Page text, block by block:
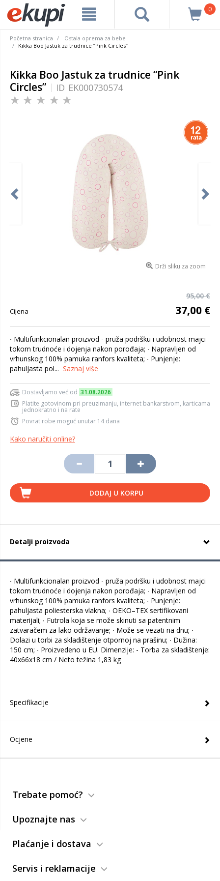
0
Početna stranica
Ostala oprema za bebe
Kikka Boo Jastuk za trudnice “Pink Circles”
Kikka Boo Jastuk za trudnice “Pink
Circles”
ID EK000730574
Drži sliku za zoom
95,00 €
Cijena 37,00 €
∙ Multifunkcionalan proizvod - pruža podršku i udobnost majci
tokom trudnoće i dojenja nakon porođaja; ∙ Napravljen od
vrhunskog 100% pamuka ranfors kvaliteta; ∙ Punjenje:
pahuljasta pol... Saznaj više
Dostavljamo već od 31.08.2026
Platite gotovinom pri preuzimanju, internet bankarstvom, karticama
jednokratno i na rate
Povrat robe moguć unutar 14 dana
Kako naručiti online?
DODAJ U KORPU
Detalji proizvoda
∙ Multifunkcionalan proizvod - pruža podršku i udobnost majci
tokom trudnoće i dojenja nakon porođaja; ∙ Napravljen od
vrhunskog 100% pamuka ranfors kvaliteta; ∙ Punjenje:
pahuljasta poliesterska vlakna; ∙ OEKO–TEX sertifikovani
materijali; ∙ Futrola koja se može skinuti sa patentnim
zatvaračem za lako održavanje; ∙ Može se vezati na dnu; ∙
Dolazi u torbi za skladištenje otpornoj na prašinu; ∙ Dužina:
150 cm; ∙ Proizvedeno u EU. Dimenzije: - Torba za skladištenje:
40x66x18 cm / Neto težina 1,83 kg
Specifikacije
Ocjene
Trebate pomoć?
Upoznajte nas
Plaćanje i dostava
Servis i reklamacije